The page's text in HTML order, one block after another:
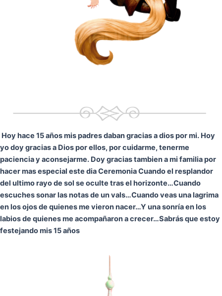
Hoy hace 15 años mis padres daban gracias a dios por mi. Hoy
yo doy gracias a Dios por ellos, por cuidarme, tenerme
paciencia y aconsejarme. Doy gracias tambien a mi familia por
hacer mas especial este dia CeremoniaCuando el resplandor
del ultimo rayo de sol se oculte tras el horizonte…Cuando
escuches sonar las notas de un vals…Cuando veas una lagrima
en los ojos de quienes me vieron nacer…Y una sonría en los
labios de quienes me acompañaron a crecer…Sabrás que estoy
festejando mis 15 años